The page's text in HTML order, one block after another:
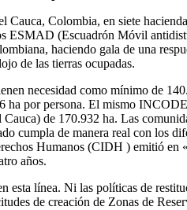
Cauca, Colombia, en siete
ESMAD (Escuadrón Móvil
haciendo gala de una
de las tierras ocupadas.
necesidad como mínimo de
ha por persona. El mismo
de 170.932 ha. Las
cumpla de manera real con los
Humanos (CIDH ) emitió
años.
esta línea. Ni las políticas de
de creación de Zonas de